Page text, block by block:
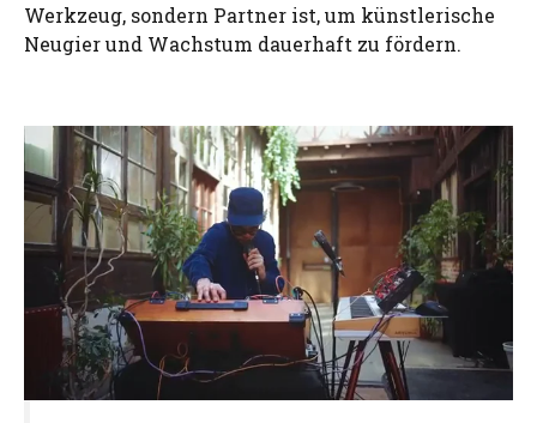
Werkzeug, sondern Partner ist, um künstlerische
Neugier und Wachstum dauerhaft zu fördern.